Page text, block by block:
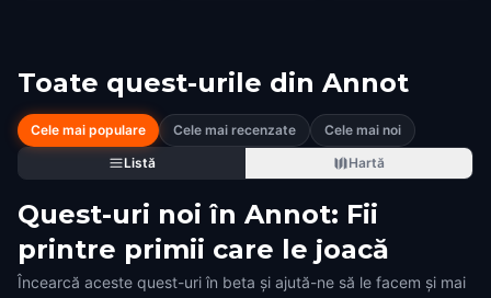
Toate quest-urile din Annot
Cele mai populare Cele mai recenzate
Cele mai noi
Listă
Hartă
Quest-uri noi în Annot: Fii
printre primii care le joacă
Încearcă aceste quest-uri în beta și ajută-ne să le facem și mai